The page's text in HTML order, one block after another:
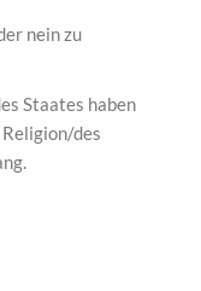
nein zu
Staates haben
des